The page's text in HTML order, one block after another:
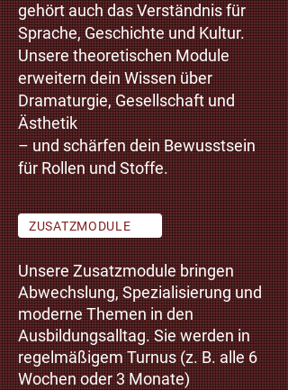
gehört auch das Verständnis für
Sprache, Geschichte und Kultur.
Unsere theoretischen Module
erweitern dein Wissen über
Dramaturgie, Gesellschaft und
Ästhetik
– und schärfen dein Bewusstsein
für Rollen und Stoffe.
ZUSATZMODULE
Unsere Zusatzmodule bringen
Abwechslung, Spezialisierung und
moderne Themen in den
Ausbildungsalltag.Sie werden in
regelmäßigem Turnus (z. B. alle 6
Wochen oder 3 Monate)